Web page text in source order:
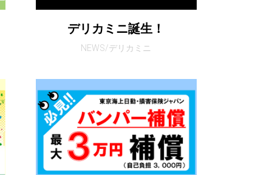
デリカミニ誕生！
NEWS/デリカミニ